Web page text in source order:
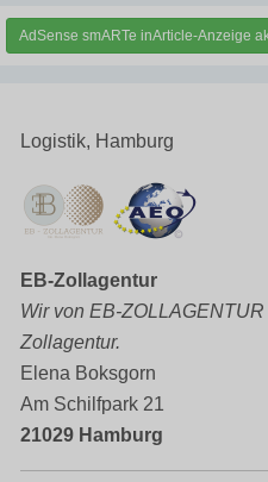
AdSense smARTe inArticle-Anzeige
Logistik, Hamburg
EB-Zollagentur
Wir von EB-
Zollagentur.
Elena Boksgorn
Am Schilfpark 21
21029 Hamburg